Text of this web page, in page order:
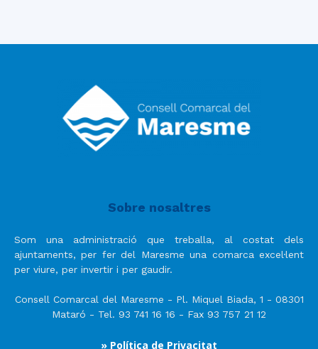
Sobre nosaltres
Som una administració que treballa, al costat dels
ajuntaments, per fer del Maresme una comarca excel·lent
per viure, per invertir i per gaudir.
Consell Comarcal del Maresme - Pl. Miquel Biada, 1 - 08301
Mataró - Tel. 93 741 16 16 - Fax 93 757 21 12
» Política de Privacitat